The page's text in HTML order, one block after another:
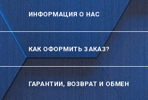
ИНФОРМАЦИЯ О НАС
КАК ОФОРМИТЬ ЗАКАЗ?
ГАРАНТИИ, ВОЗВРАТ И ОБМЕН